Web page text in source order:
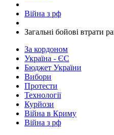
Війна з рф
​Загальні бойові втрати
За кордоном
Україна - ЄС
Бюджет України
Вибори
Протести
Технології
Курйози
Війна в Криму
Війна з рф